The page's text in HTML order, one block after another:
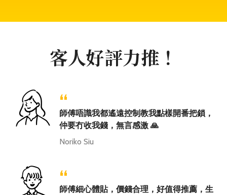
客人好評力推！
“
師傅唔識我都遙遠控制教我點樣開番把鎖，
仲要冇收我錢，無言感激 🙏
Noriko Siu
“
師傅細心體貼，價錢合理，好值得推薦，生